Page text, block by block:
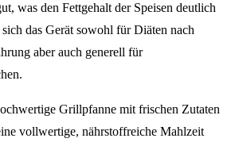
was den Fettgehalt der Speisen deutlich
das Gerät sowohl für Diäten nach
aber auch generell für
Grillpfanne mit frischen Zutaten
vollwertige, nährstoffreiche Mahlzeit